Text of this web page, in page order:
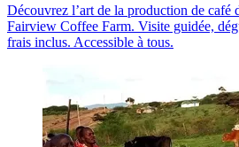
Découvrez l’art de la production de café
Fairview Coffee Farm. Visite guidée,
frais inclus. Accessible à tous.